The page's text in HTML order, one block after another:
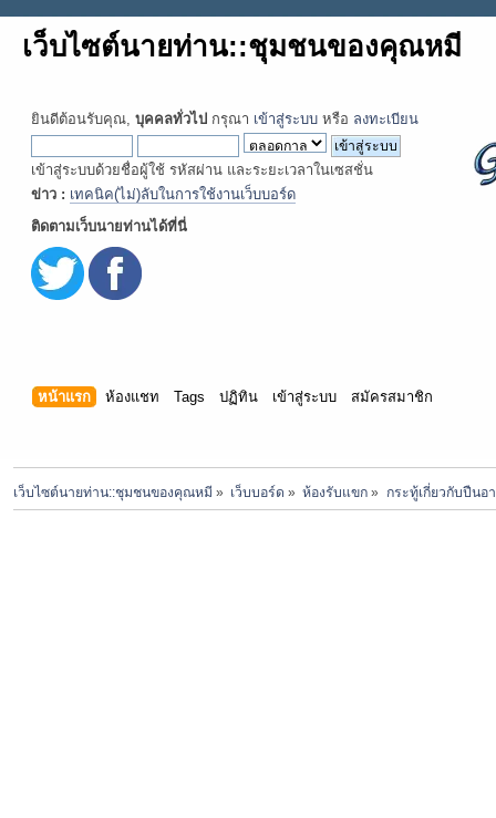
เว็บไซต์นายท่าน::ชุมชนของคุณหมี
ยินดีต้อนรับคุณ, บุคคลทั่วไป กรุณา เข้าสู่ระบบ หรือ ลงทะเบียน
เข้าสู่ระบบด้วยชื่อผู้ใช้ รหัสผ่าน และระยะเวลาในเซสชั่น
ข่าว : เทคนิค(ไม่)ลับในการใช้งานเว็บบอร์ด
ติดตามเว็บนายท่านได้ที่นี่
หน้าแรก ห้องแชท Tags ปฏิทิน เข้าสู่ระบบ สมัครสมาชิก
เว็บไซต์นายท่าน::ชุมชนของคุณหมี » เว็บบอร์ด » ห้องรับแขก » กระทู้เกี่ยวกับปืนอ